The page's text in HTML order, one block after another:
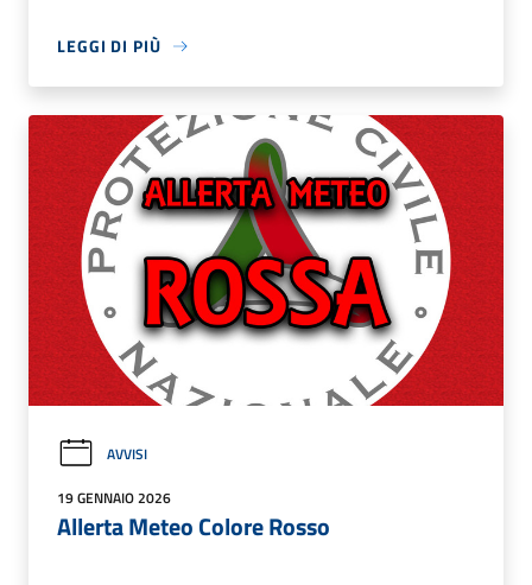
LEGGI DI PIÙ
AVVISI
19 GENNAIO 2026
Allerta Meteo Colore Rosso